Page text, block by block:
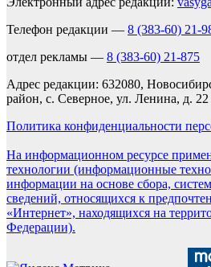
Телефон редакции — 8 (383-60) 21-
отдел рекламы — 8 (383-60) 21-875
Адрес редакции: 632080,
район, с. Северное, ул. Ленина, д. 22
Политика конфиденциальности
На информационном ресурсе
технологии (информационные
информации на основе сбора,
сведений, относящихся к
«Интернет», находящихся на
Федерации).